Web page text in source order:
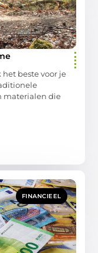
beste voor je
materialen die
FINANCIEEL